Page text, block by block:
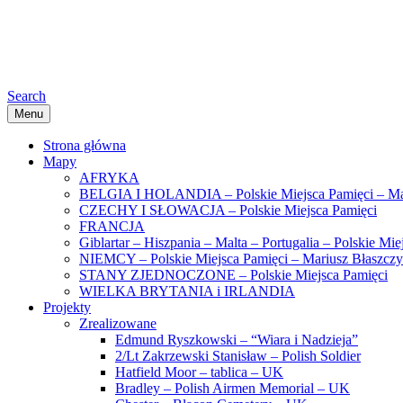
Search
Menu
Strona główna
Mapy
AFRYKA
BELGIA I HOLANDIA – Polskie Miejsca Pamięci –
CZECHY I SŁOWACJA – Polskie Miejsca Pamięci
FRANCJA
Giblartar – Hiszpania – Malta – Portugalia – Polskie
NIEMCY – Polskie Miejsca Pamięci – Mariusz
STANY ZJEDNOCZONE – Polskie Miejsca Pamięci
WIELKA BRYTANIA i IRLANDIA
Projekty
Zrealizowane
Edmund Ryszkowski – “Wiara i Nadzieja”
2/Lt Zakrzewski Stanisław – Polish Soldier
Hatfield Moor – tablica – UK
Bradley – Polish Airmen Memorial – UK